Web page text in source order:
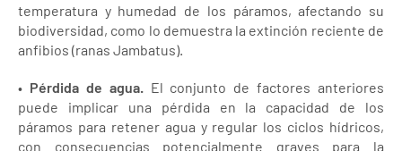
temperatura y humedad de los páramos, afectando su
biodiversidad, como lo demuestra la extinción reciente de
anfibios (ranas Jambatus).
• Pérdida de agua. El conjunto de factores anteriores
puede implicar una pérdida en la capacidad de los
páramos para retener agua y regular los ciclos hídricos,
con consecuencias potencialmente graves para la